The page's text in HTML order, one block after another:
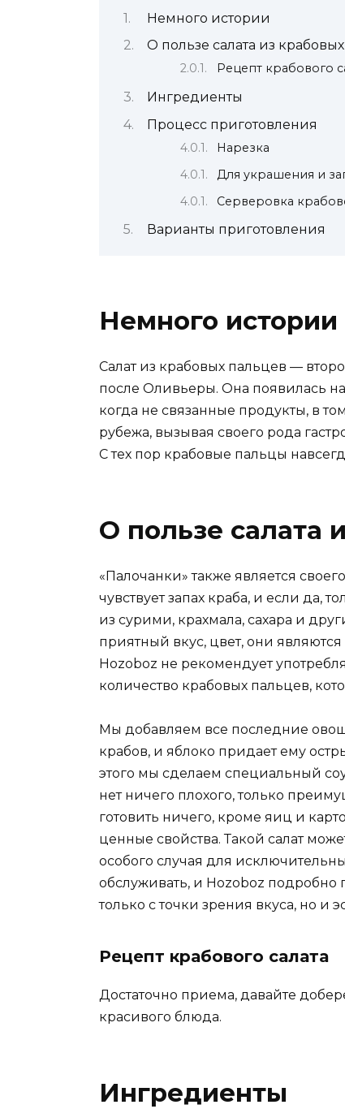
Немного истории
О пользе салата из
Рецепт крабового
Ингредиенты
Процесс приготовления
Нарезка
Для украшения и
Серверовка
Варианты приготовления
Немного истории
Салат из крабовых пальцев —
после Оливьеры. Она появилась
когда не связанные продукты, в
рубежа, вызывая своего рода
С тех пор крабовые пальцы
О пользе салата
«Палочанки» также является
чувствует запах краба, и если да,
из сурими, крахмала, сахара и
приятный вкус, цвет, они
Hozoboz не рекомендует
количество крабовых пальцев,
Мы добавляем все последние
крабов, и яблоко придает ему
этого мы сделаем специальный
нет ничего плохого, только
готовить ничего, кроме яиц и
ценные свойства. Такой салат
особого случая для
обслуживать, и Hozoboz подробно
только с точки зрения вкуса, но и
Рецепт крабового салата
Достаточно приема, давайте
красивого блюда.
Ингредиенты